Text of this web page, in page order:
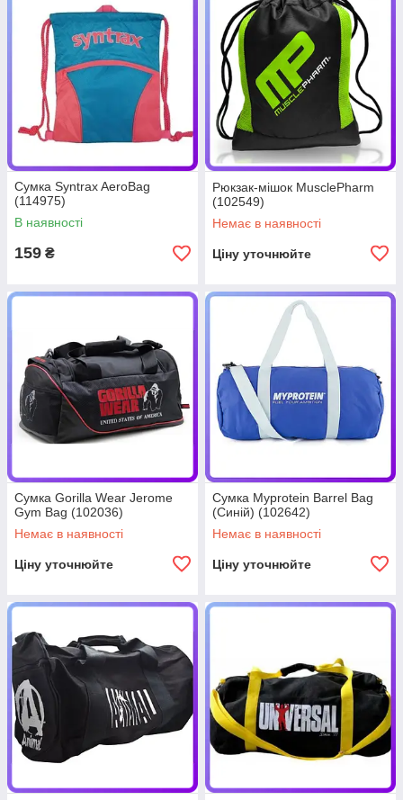
Сумка Syntrax AeroBag
(114975)
В наявності
159 ₴
Рюкзак-мішок MusclePharm
(102549)
Немає в наявності
Ціну уточнюйте
Сумка Gorilla Wear Jerome
Gym Bag (102036)
Немає в наявності
Ціну уточнюйте
Сумка Myprotein Barrel Bag
(Синій) (102642)
Немає в наявності
Ціну уточнюйте